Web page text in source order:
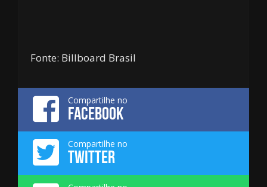
Fonte: Billboard Brasil
Compartilhe no
FACEBOOK
Compartilhe no
TWITTER